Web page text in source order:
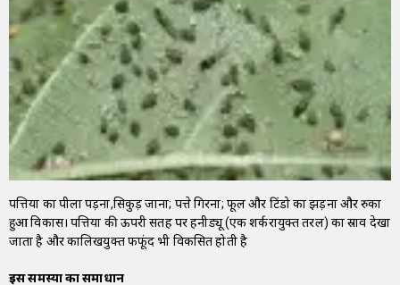
पत्तियों का पीला पड़ना,सिकुड़ जाना; पत्ते गिरना; फूल और टिंडो का झड़ना और रुका
हुआ विकास। पत्तियों की ऊपरी सतह पर हनीड्यू (एक शर्करायुक्त तरल) का स्राव देखा
जाता है और कालिखयुक्त फफूंद भी विकसित होती है
इस समस्या का समाधान